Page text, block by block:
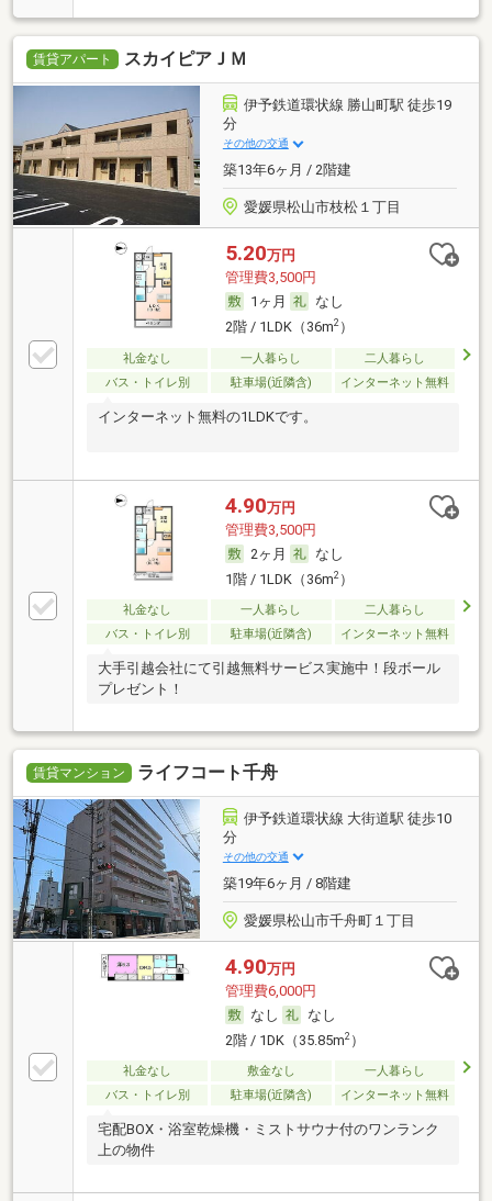
賃貸アパート スカイピアＪＭ
伊予鉄道環状線 勝山町駅 徒歩19
分
その他の交通
築13年6ヶ月 / 2階建
愛媛県松山市枝松１丁目
5.20万円
管理費3,500円
1ヶ月
なし
2階 / 1LDK（36m2）
礼金なし 一人暮らし
二人暮らし
バス・トイレ別
駐車場(近隣含) インターネット無料
インターネット無料の1LDKです。
4.90万円
管理費3,500円
2ヶ月
なし
1階 / 1LDK（36m2）
礼金なし 一人暮らし
二人暮らし
バス・トイレ別
駐車場(近隣含) インターネット無料
大手引越会社にて引越無料サービス実施中！段ボール
プレゼント！
賃貸マンション ライフコート千舟
伊予鉄道環状線 大街道駅 徒歩10
分
その他の交通
築19年6ヶ月 / 8階建
愛媛県松山市千舟町１丁目
4.90万円
管理費6,000円
なし
なし
2階 / 1DK（35.85m2）
礼金なし 敷金なし
一人暮らし
バス・トイレ別
駐車場(近隣含) インターネット無料
宅配BOX・浴室乾燥機・ミストサウナ付のワンランク
上の物件